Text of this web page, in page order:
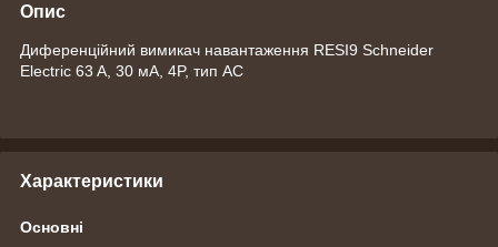
Опис
Диференційний вимикач навантаження RESI9 Schneider
Electric 63 A, 30 мA, 4P, тип АС
Характеристики
Основні